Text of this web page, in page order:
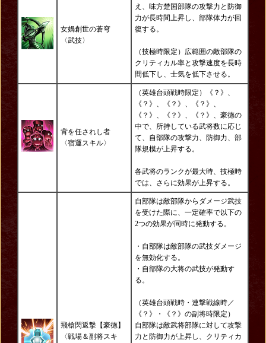
女媧創世の蒼穹
〈武技〉
え、味方楚国部隊の攻撃力と防御
力が長時間上昇し、部隊体力が回
復する。
（技極時限定）広範囲の敵部隊の
クリティカル率と攻撃速度を長時
間低下し、士気を低下させる。
背を任されし者
〈宿運スキル〉
（英雄台頭戦時限定）《？》、
《？》、《？》、《？》、
《？》、《？》、《？》、豪徳の
中で、所持している武将数に応じ
て、自部隊の攻撃力、防御力、部
隊規模が上昇する。
各武将のランクが最大時、技極時
では、さらに効果が上昇する。
飛槍閃返撃【豪徳】
〈戦場＆副将スキ
自部隊は敵部隊からダメージ武技
を受けた際に、一定確率で以下の
2つの効果が同時に発動する。
・自部隊は敵部隊の武技ダメージ
を無効化する。
・自部隊の大将の武技が発動す
る。
（英雄台頭戦時・連撃戦線時／
《？》・《？》の副将時限定）
自部隊は敵武将部隊に対して攻撃
力と防御力が上昇し、クリティカ